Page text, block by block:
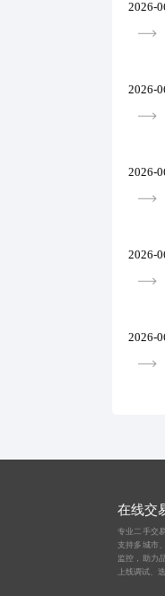
2026-
2026-
2026-
2026-
2026-
在线交
专业二手交
支持多城市
监控，助力
上线调试、